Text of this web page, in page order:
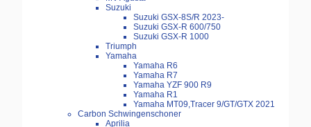
Suzuki
Suzuki GSX-8S/R 2023-
Suzuki GSX-R 600/750
Suzuki GSX-R 1000
Triumph
Yamaha
Yamaha R6
Yamaha R7
Yamaha YZF 900 R9
Yamaha R1
Yamaha MT09,Tracer 9/GT/GTX 2021
Carbon Schwingenschoner
Aprilia